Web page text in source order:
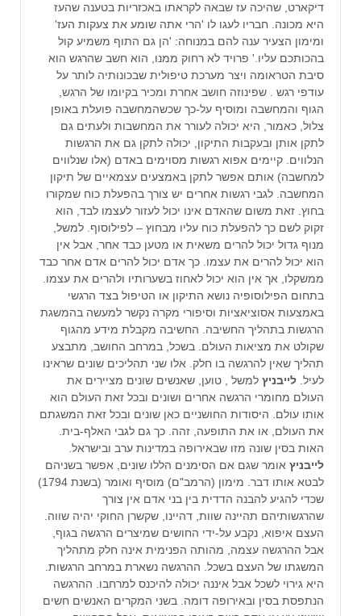
דיקארט, שהיכה עז שבאה לקראתו באכזריות בטענה שהעז
היא מכונה. חבריו לעגו לו 'הרי אתה שומע את צעקות העז'
ומימון הצעיר ענה להם במנוחה: 'הן גם התוף משמיע קול
בהכותכם עליו.' פרויד לא רחוק ממנו, הוא חשב שהרגש הוא
סיבת הטראומה ויצר מערכת טיפולית שבכונותיה לותר על
עודפי רגש . שפינוזה חושב אחרת ומכיר בקיומו של הרגש,
הגוף והמחשבה ומוסיף על-כך שכשהמחשבה פועלת באופן
צלול, כאמור, היא יכולה לעורר את המחשבות ולעתים גם
לתקן אותן ובעקבות התיקון, יכולה לתקן גם את הרגשות
הנלווים. קיימים אפוא רגשות מסוימים באדם (אלו שנלווים
למחשבה) אותם אפשר לתקן באמצעים עצמאיים של תיקון
המחשבה. לגבי רגשות אחרים יש צורך בהפעלת כוח שמקורו
בחוץ. זאת משום שהאדם אינו יכול לעזור לעצמו לבד, הוא
זקוק לשם כך להפעלת כוח עליו מבחוץ – לפילוסוף. למשל,
מנוף גדול יכול להרים משאית או מטען כבד אחר, אבל אין
הוא יכול להרים את עצמו. כך אדם יכול להרים אדם אחר כבד
ממשקלו, אך אין הוא יכול לאחוז בשערותיו ולהרים את עצמו.
בתחום הפילוסופיה נושא התיקון או הטיפול בצד הרגשי
באמצעות אסוציאציות וסיפורי מקרה נקשר למעשה בהמשגת
הרגשות בתהליך החשיבה. החשיבה מקבלת מידע מהגוף
שקולט את מציאות העולם. בשכל, במרחב החושב, מתבצע
תהליך שאין להרגשה בו חלק. אלו שני תהליכים שונים שראינו
לעיל. לייבניץ למשל , טוען, שאנשים שונים מציירים את
העולם מחומרי הרגשה אחרים ושונים ובכל זאת העולם הוא
אותו עולם. היסודות החושניים כאן שונים ובכל זאת המשגתם
את העולם, או את התופעה, זהה. כך גם לגבי האלף-בית.
האות בסין שונה מזו שבאירופה במדינות ערב ובישראל.
לייבניץ אומר שגם אם הסימנים הללו שונים, אפשר בשניהם
לבטא אותו דבר. מימון (הרמב"ם) מוסיף ואומר (בשנת 1794)
שכדי להגיע להבנה הדדית בין בני אדם אין צורך
שהרגשותיהם תהיינה שוות, דהיינו, שקשרן החוקי יהיה שווה.
העצם איפוא, נקבע על-ידי החושים שמיצרים הרגשה בגוף,
אבל ההרגשה עצמה, מהותה הפנימית אינה חלק מתהליך
המשגתו של העצם בשכל. ההרגשה נשארת במרחב הרגשות.
היא גירוי לשכל אבל איננה יכולה להיכנס למרחבו. ההרגשה
הנתפסת בסין ובאירופה דומה. בשני המקרים האנשים חשים